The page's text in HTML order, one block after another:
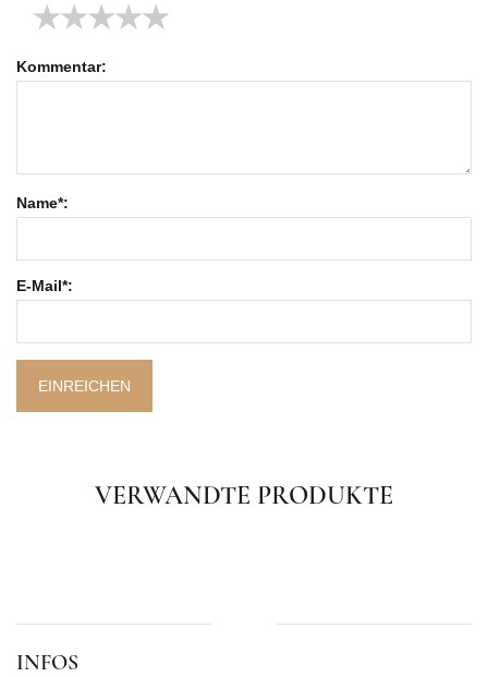
★
★
★
★
★
Kommentar:
Name*:
E-Mail*:
EINREICHEN
VERWANDTE PRODUKTE
INFOS